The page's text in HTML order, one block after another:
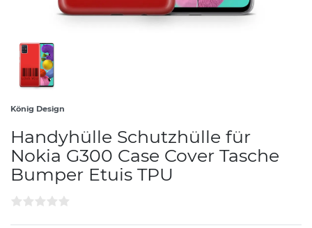
König Design
Handyhülle Schutzhülle für
Nokia G300 Case Cover Tasche
Bumper Etuis TPU